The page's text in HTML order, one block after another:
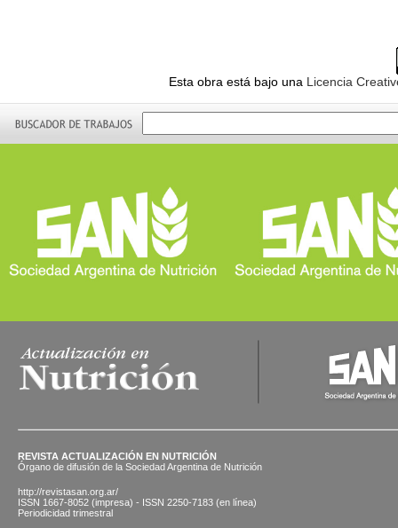
Esta obra está bajo una Licencia
REVISTA ACTUALIZACIÓN EN NUTRICIÓN
Órgano de difusión de la Sociedad Argentina de Nutrición
http://revistasan.org.ar/
ISSN 1667-8052 (impresa) - ISSN 2250-7183 (en línea)
Periodicidad trimestral